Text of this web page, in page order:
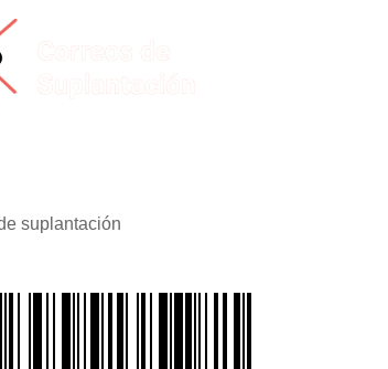
suplantación